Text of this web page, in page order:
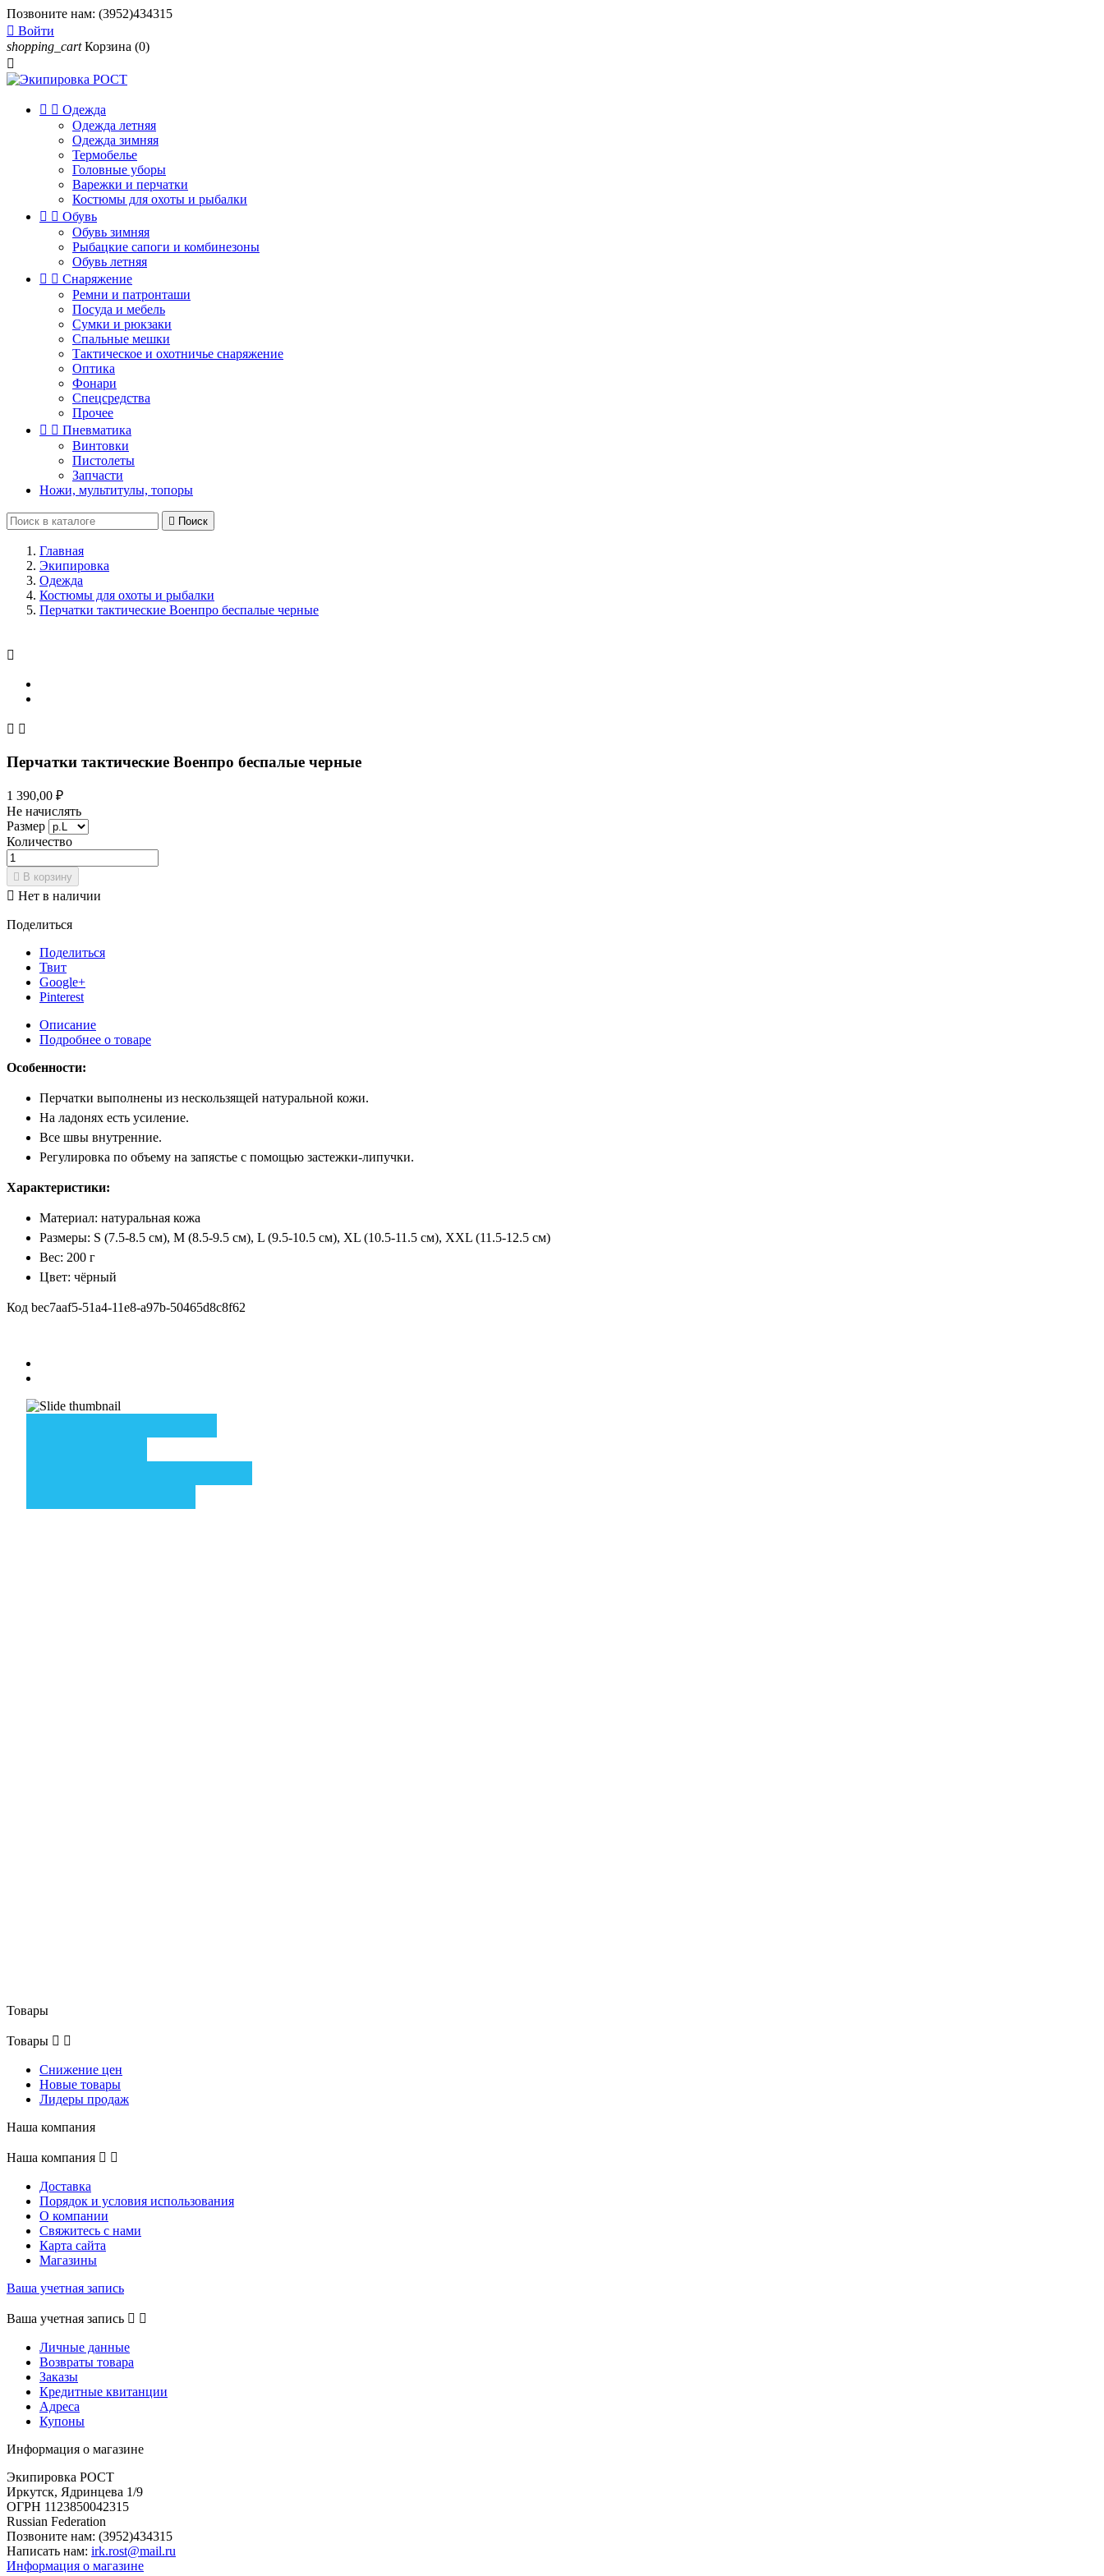
Позвоните нам: (3952)434315
 Войти
shopping_cart Корзина (0)

  Одежда
Одежда летняя
Одежда зимняя
Термобелье
Головные уборы
Варежки и перчатки
Костюмы для охоты и рыбалки
  Обувь
Обувь зимняя
Рыбацкие сапоги и комбинезоны
Обувь летняя
  Снаряжение
Ремни и патронташи
Посуда и мебель
Сумки и рюкзаки
Спальные мешки
Тактическое и охотничье снаряжение
Оптика
Фонари
Спецсредства
Прочее
  Пневматика
Винтовки
Пистолеты
Запчасти
Ножи, мультитулы, топоры
 Поиск
Главная
Экипировка
Одежда
Костюмы для охоты и рыбалки
Перчатки тактические Военпро беспалые черные

 
Перчатки тактические Военпро беспалые черные
1 390,00 ₽
Не начислять
Размер
Количество
 В корзину
 Нет в наличии
Поделиться
Поделиться
Твит
Google+
Pinterest
Описание
Подробнее о товаре
Особенности:
Перчатки выполнены из нескользящей натуральной кожи.
На ладонях есть усиление.
Все швы внутренние.
Регулировка по объему на запястье с помощью застежки-липучки.
Характеристики:
Материал: натуральная кожа
Размеры: S (7.5-8.5 см), M (8.5-9.5 см), L (9.5-10.5 см), XL (10.5-11.5 см), XXL (11.5-12.5 см)
Вес: 200 г
Цвет: чёрный
Код bec7aaf5-51a4-11e8-a97b-50465d8c8f62
Товары
Товары  
Снижение цен
Новые товары
Лидеры продаж
Наша компания
Наша компания  
Доставка
Порядок и условия использования
О компании
Свяжитесь с нами
Карта сайта
Магазины
Ваша учетная запись
Ваша учетная запись  
Личные данные
Возвраты товара
Заказы
Кредитные квитанции
Адреса
Купоны
Информация о магазине
Экипировка РОСТ
Иркутск, Ядринцева 1/9
ОГРН 1123850042315
Russian Federation
Позвоните нам: (3952)434315
Написать нам: irk.rost@mail.ru
Информация о магазине